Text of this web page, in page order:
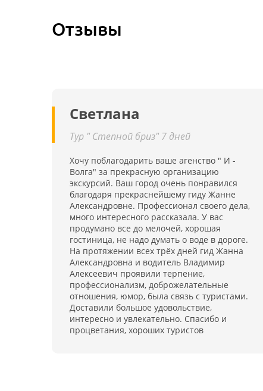
Отзывы
Светлана
Тур " Степной бриз" 7 дней
Хочу поблагодарить ваше агенство " И -
Волга" за прекрасную организацию
экскурсий. Ваш город очень понравился
благодаря прекраснейшему гиду Жанне
Александровне. Профессионал своего дела,
много интересного рассказала. У вас
продумано все до мелочей, хорошая
гостиница, не надо думать о воде в дороге.
На протяжении всех трёх дней гид Жанна
Александровна и водитель Владимир
Алексеевич проявили терпение,
профессионализм, доброжелательные
отношения, юмор, была связь с туристами.
Доставили большое удовольствие,
интересно и увлекательно. Спасибо и
процветания, хороших туристов